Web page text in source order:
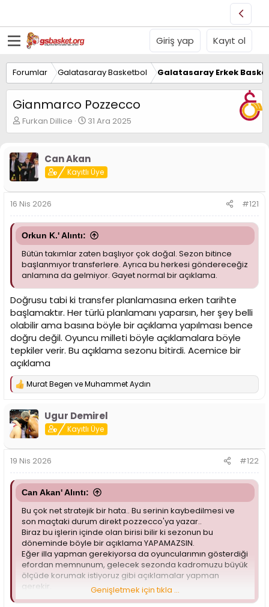
Giriş yap Kayıt ol
Forumlar Galatasaray Basketbol Galatasaray Erkek
Gianmarco Pozzecco
K
o
u
y
u
B
a
ş
l
a
t
a
n
Furkan Dillice
B
a
a
n
ı
t
a
i
h
i
31 Ara 2025
Can Akan
Kayıtlı Üye
16 Nis 2026 #121
Orkun K.' Alıntı:
Bütün takımlar zaten başlıyor çok doğal. Sezon bitince
başlanmıyor transferlere. Ayrıca bu herkesi göndereceğiz
anlamına da gelmiyor. Gayet normal bir açıklama.
Doğrusu tabi ki transfer planlamasına erken tarihte
başlamaktır. Her türlü planlamanı yaparsın, her şey belli
olabilir ama basına böyle bir açıklama yapılması bence
doğru değil. Oyuncu milleti böyle açıklamalara böyle
tepkiler verir. Bu açıklama sezonu bitirdi. Acemice bir
açıklama
T
k
i
l
:
Murat Begen veMuhammet Aydın
Ugur Demirel
Kayıtlı Üye
19 Nis 2026 #122
Can Akan' Alıntı:
Bu çok net stratejik bir hata.. Bu serinin kaybedilmesi ve
son maçtaki durum direkt pozzecco'ya yazar..
Biraz bu işlerin içinde olan birisi bilir ki sezonun bu
döneminde böyle bir açıklama YAPAMAZSIN.
Eğer illa yapman gerekiyorsa da oyuncularımın gösterdiği
efordan memnunum, gelecek sezonda kadromuzu büyük
ölçüde korumak istiyoruz gibi açıklamalar yapman
gerekir.
Genişletmek için tıkla ...